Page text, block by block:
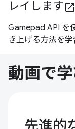
レイしますopen_in_new
Gamepad API を
き上げる方法を学
動画で